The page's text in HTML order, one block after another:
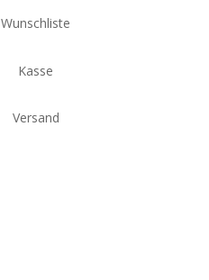
Wunschliste
Kasse
Versand